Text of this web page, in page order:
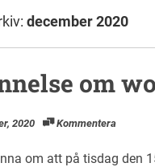
december 2020
om
2020 Kommentera
om att på tisdag den